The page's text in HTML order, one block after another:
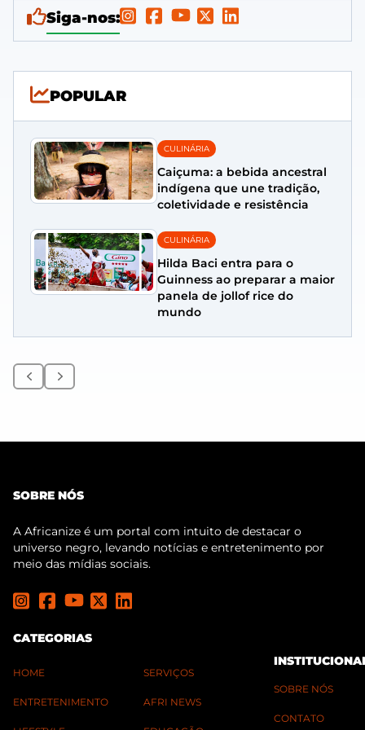
Siga-nos:
POPULAR
CULINÁRIA
Caiçuma: a bebida ancestral
indígena que une tradição,
coletividade e resistência
CULINÁRIA
Hilda Baci entra para o
Guinness ao preparar a maior
panela de jollof rice do
mundo
AnteriorPróximo
SOBRE NÓS
A Africanize é um portal com intuito de destacar o
universo negro, levando notícias e entretenimento por
meio das mídias sociais.
CATEGORIAS
HOME
ENTRETENIMENTO
SERVIÇOS
AFRI NEWS
SOBRE NÓS
CONTATO